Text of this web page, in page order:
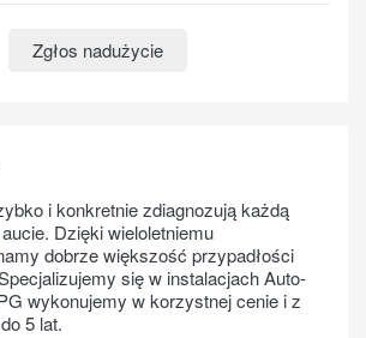
Zgłos nadużycie
i konkretnie zdiagnozują każdą
Dzięki wieloletniemu
dobrze większość przypadłości
się w instalacjach Auto-
wykonujemy w korzystnej cenie i z
5 lat.